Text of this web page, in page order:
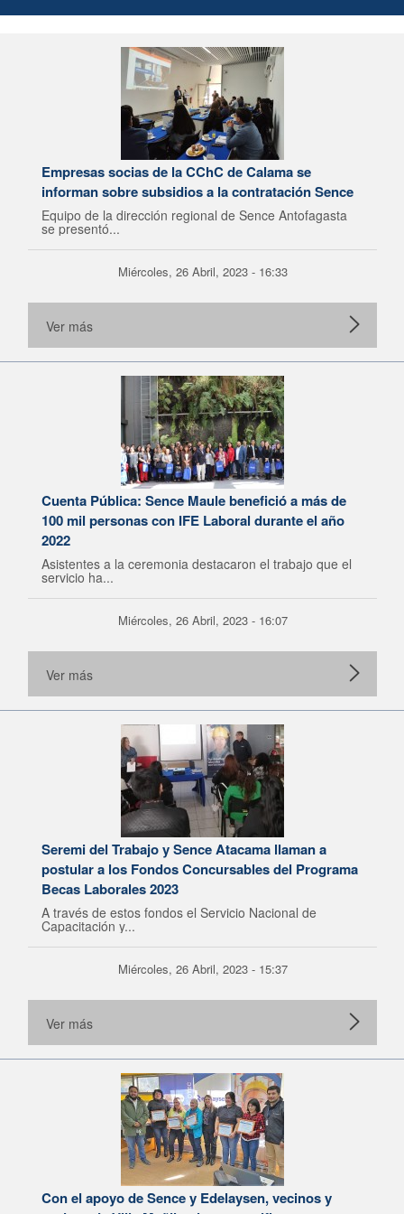
Empresas socias de la CChC de Calama se
informan sobre subsidios a la contratación Sence
Equipo de la dirección regional de Sence Antofagasta
se presentó...
Miércoles, 26 Abril, 2023 - 16:33
Ver más
Cuenta Pública: Sence Maule benefició a más de
100 mil personas con IFE Laboral durante el año
2022
Asistentes a la ceremonia destacaron el trabajo que el
servicio ha...
Miércoles, 26 Abril, 2023 - 16:07
Ver más
Seremi del Trabajo y Sence Atacama llaman a
postular a los Fondos Concursables del Programa
Becas Laborales 2023
A través de estos fondos el Servicio Nacional de
Capacitación y...
Miércoles, 26 Abril, 2023 - 15:37
Ver más
Con el apoyo de Sence y Edelaysen, vecinos y